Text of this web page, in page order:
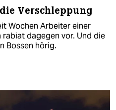
Verschleppung
Wochen Arbeiter einer
rabiat dagegen vor. Und die
Bossen hörig.